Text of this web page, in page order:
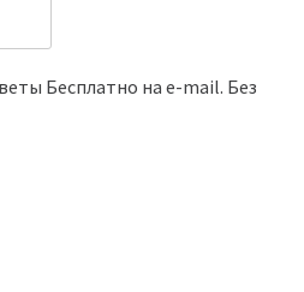
Бесплатно на e-mail. Без